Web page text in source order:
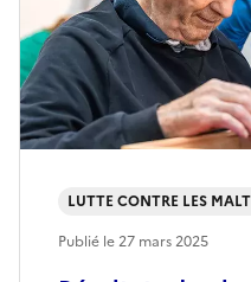
LUTTE CONTRE LES
Publié le27 mars 2025